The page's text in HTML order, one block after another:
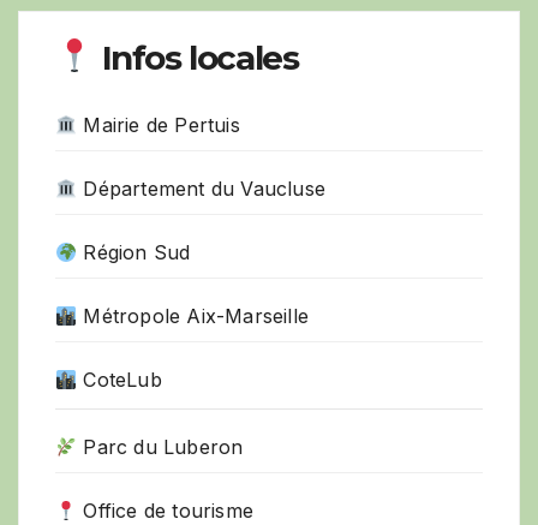
Infos locales
Mairie de Pertuis
Département du Vaucluse
Région Sud
Métropole Aix-Marseille
CoteLub
Parc du Luberon
Office de tourisme